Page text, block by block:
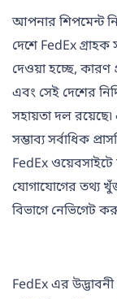
আপনার শিপমেন্ট
দেশে FedEx
দেওয়া হচ্ছে, কারণ
এবং সেই দেশের
সহায়তা দল রয়েছে৷
সম্ভাব্য সর্বাধিক
FedEx
যোগাযোগের তথ্য
বিভাগে নেভিগেট
FedEx এর উদ্ভাবনী